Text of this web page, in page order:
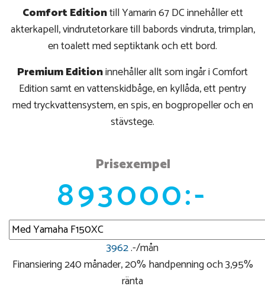
Comfort Editiontill Yamarin 67 DC innehåller ett
akterkapell, vindrutetorkare till babords vindruta, trimplan,
en toalett med septiktank och ett bord.
Premium Editioninnehåller allt som ingår i Comfort
Edition samt en vattenskidbåge, en kyllåda, ett pentry
med tryckvattensystem, en spis, en bogpropeller och en
stävstege.
Prisexempel
893000:-
3962.-/mån
Finansiering 240 månader, 20% handpenning och 3,95%
ränta